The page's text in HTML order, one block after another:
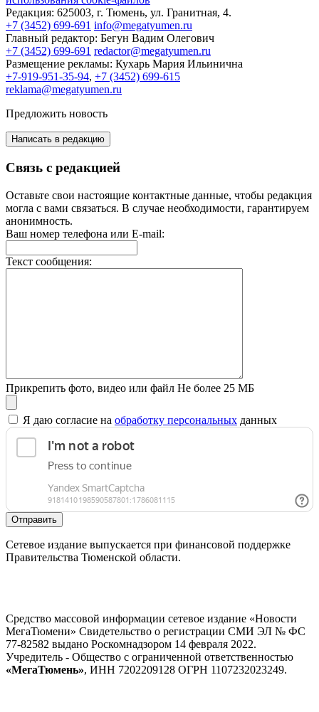
Редакция: 625003, г. Тюмень, ул. Гранитная, 4.
+7 (3452) 699-691 info@megatyumen.ru
Главный редактор: Бегун Вадим Олегович
+7 (3452) 699-691 redactor@megatyumen.ru
Размещение рекламы: Кухарь Мария Ильинична
+7-919-951-35-94, +7 (3452) 699-615
reklama@megatyumen.ru
Предложить новость
Написать в редакцию
Связь с редакцией
Оставьте свои настоящие контактные данные, чтобы редакция
могла с вами связаться. В случае необходимости, гарантируем
анонимность.
Ваш номер телефона или E-mail:
Текст сообщения:
Прикрепить фото, видео или файл Не более 25 МБ
Я даю согласие на обработку персональных данных
Отправить
Сетевое издание выпускается при финансовой поддержке
Правительства Тюменской области.
Средство массовой информации сетевое издание «Новости
МегаТюмени» Свидетельство о регистрации СМИ ЭЛ № ФС
77-82582 выдано Роскомнадзором 14 февраля 2022.
Учредитель - Общество с ограниченной ответственностью
«МегаТюмень», ИНН 7202209128 ОГРН 1107232023249.